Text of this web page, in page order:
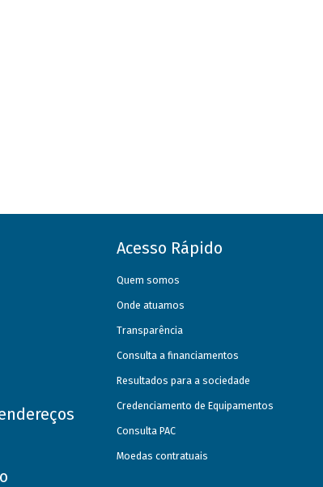
Acesso Rápido
Quem somos
Onde atuamos
Transparência
Consulta a financiamentos
Resultados para a sociedade
Credenciamento de Equipamentos
Consulta PAC
Moedas contratuais